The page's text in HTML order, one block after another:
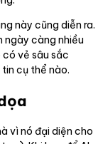
này cũng diễn ra.
ngày càng nhiều
có vẻ sâu sắc
cụ thể nào.
vì nó đại diện cho